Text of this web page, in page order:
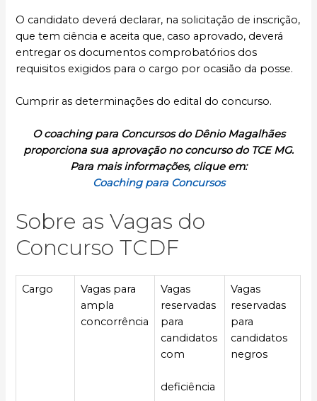
O candidato deverá declarar, na solicitação de inscrição,
que tem ciência e aceita que, caso aprovado, deverá
entregar os documentos comprobatórios dos
requisitos exigidos para o cargo por ocasião da posse.
Cumprir as determinações do edital do concurso.
O coaching para Concursos do Dênio Magalhães
proporciona sua aprovação no concurso do TCE MG.
Para mais informações, clique em:
Coaching para Concursos
Sobre as Vagas do
Concurso TCDF
Cargo
Vagas para
ampla
concorrência
Vagas
reservadas
para
candidatos
com
deficiência
Vagas
reservadas
para
candidatos
negros